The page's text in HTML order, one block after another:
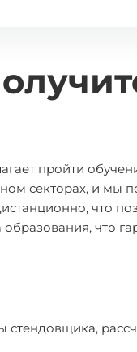
пройти
секторах, и
что
что